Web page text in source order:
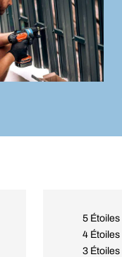
5 Étoiles
4 Étoiles
3 Étoiles